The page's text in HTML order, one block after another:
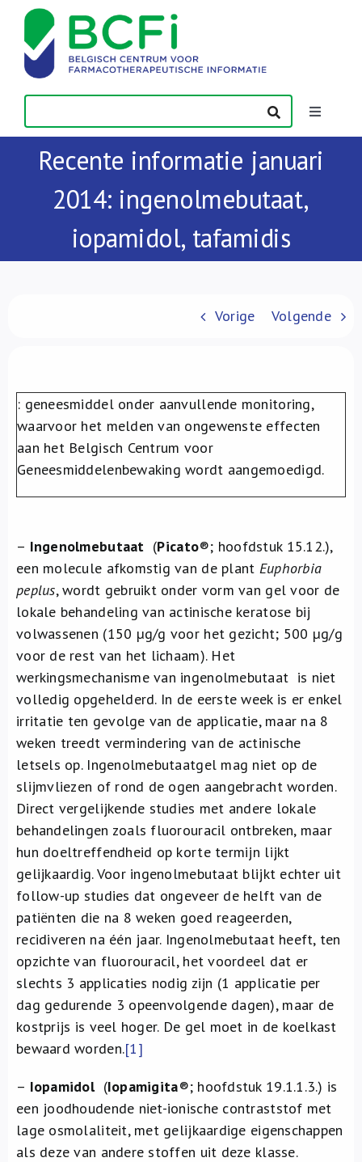
content
Toggle
Nieuws
Publicaties
Vorming
FR
Recente informatie januari
2014: ingenolmebutaat,
iopamidol, tafamidis
Vorige Volgende
: geneesmiddel onder aanvullende monitoring,
waarvoor het melden van ongewenste effecten
aan het Belgisch Centrum voor
Geneesmiddelenbewaking wordt aangemoedigd.
– Ingenolmebutaat (Picato®; hoofdstuk 15.12.),
een molecule afkomstig van de plant Euphorbia
peplus, wordt gebruikt onder vorm van gel voor de
lokale behandeling van actinische keratose bij
volwassenen (150 µg/g voor het gezicht; 500 µg/g
voor de rest van het lichaam). Het
werkingsmechanisme van ingenolmebutaat is niet
volledig opgehelderd. In de eerste week is er enkel
irritatie ten gevolge van de applicatie, maar na 8
weken treedt vermindering van de actinische
letsels op. Ingenolmebutaatgel mag niet op de
slijmvliezen of rond de ogen aangebracht worden.
Direct vergelijkende studies met andere lokale
behandelingen zoals fluorouracil ontbreken, maar
hun doeltreffendheid op korte termijn lijkt
gelijkaardig. Voor ingenolmebutaat blijkt echter uit
follow-up studies dat ongeveer de helft van de
patiënten die na 8 weken goed reageerden,
recidiveren na één jaar. Ingenolmebutaat heeft, ten
opzichte van fluorouracil, het voordeel dat er
slechts 3 applicaties nodig zijn (1 applicatie per
dag gedurende 3 opeenvolgende dagen), maar de
kostprijs is veel hoger. De gel moet in de koelkast
bewaard worden.[1]
– Iopamidol (Iopamigita®; hoofdstuk 19.1.1.3.) is
een joodhoudende niet-ionische contraststof met
lage osmolaliteit, met gelijkaardige eigenschappen
als deze van andere stoffen uit deze klasse.